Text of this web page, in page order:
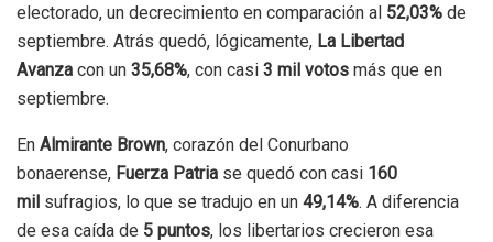
electorado, un decrecimiento en comparación al 52,03% de
septiembre. Atrás quedó, lógicamente, La Libertad
Avanza con un 35,68%, con casi 3 mil votos más que en
septiembre.
En Almirante Brown, corazón del Conurbano
bonaerense, Fuerza Patria se quedó con casi 160
mil sufragios, lo que se tradujo en un 49,14%. A diferencia
de esa caída de 5 puntos, los libertarios crecieron esa